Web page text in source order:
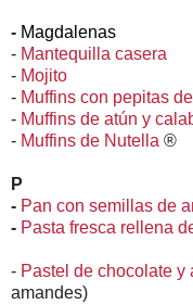
- Magdalenas
- Mantequilla casera
- Mojito
- Muffins con pepitas
- Muffins de atún y
- Muffins de Nutella ®
P
- Pan con semillas de
- Pasta fresca rellena
- Pastel de chocolate y
amandes)